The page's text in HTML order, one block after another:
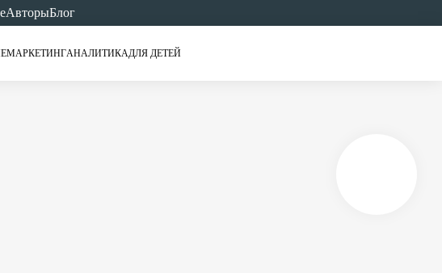
АвторыБлог
МАРКЕТИНГАНАЛИТИКАДЛЯ ДЕТЕЙ